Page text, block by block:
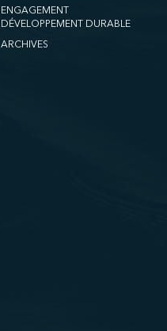
ENGAGEMENT
DÉVELOPPEMENT DURABLE
ARCHIVES